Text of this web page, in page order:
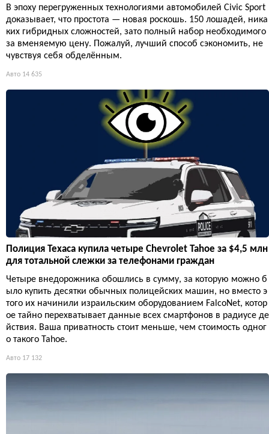
В эпоху перегруженных технологиями автомобилей Civic Sport
доказывает, что простота — новая роскошь. 150 лошадей, ника
ких гибридных сложностей, зато полный набор необходимого
за вменяемую цену. Пожалуй, лучший способ сэкономить, не
чувствуя себя обделённым.
Авто 14 635
Полиция Техаса купила четыре Chevrolet Tahoe за $4,5 млн
для тотальной слежки за телефонами граждан
Четыре внедорожника обошлись в сумму, за которую можно б
ыло купить десятки обычных полицейских машин, но вместо э
того их начинили израильским оборудованием FalcoNet, котор
ое тайно перехватывает данные всех смартфонов в радиусе де
йствия. Ваша приватность стоит меньше, чем стоимость одног
о такого Tahoe.
Авто 17 132